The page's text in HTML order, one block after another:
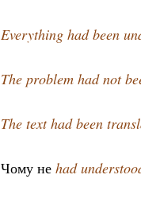
Everything had been
The problem had not
The text had been
Чому не had